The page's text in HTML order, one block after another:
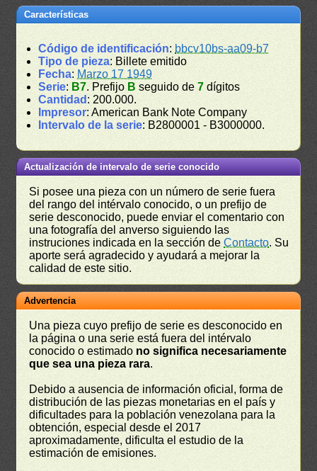
Características
Código de identificación: bbcv10bs-aa09-b7
Tipo de pieza: Billete emitido
Fecha: Marzo 17 1949
Serie: B7. Prefijo B seguido de7 dígitos
Cantidad : 200.000.
Impresor: American Bank Note Company
Intervalo de la serie: B2800001 - B3000000.
Actualización de intervalo de serie conocido
Si posee una pieza con un número de serie fuera
del rango del intérvalo conocido, o un prefijo de
serie desconocido, puede enviar el comentario con
una fotografía del anverso siguiendo las
instruciones indicada en la sección deContacto. Su
aporte será agradecido y ayudará a mejorar la
calidad de este sitio.
Advertencia
Una pieza cuyo prefijo de serie es desconocido en
la página o una serie está fuera del intérvalo
conocido o estimado no significa necesariamente
que sea una pieza rara.
Debido a ausencia de información oficial, forma de
distribución de las piezas monetarias en el país y
dificultades para la población venezolana para la
obtención, especial desde el 2017
aproximadamente, dificulta el estudio de la
estimación de emisiones.